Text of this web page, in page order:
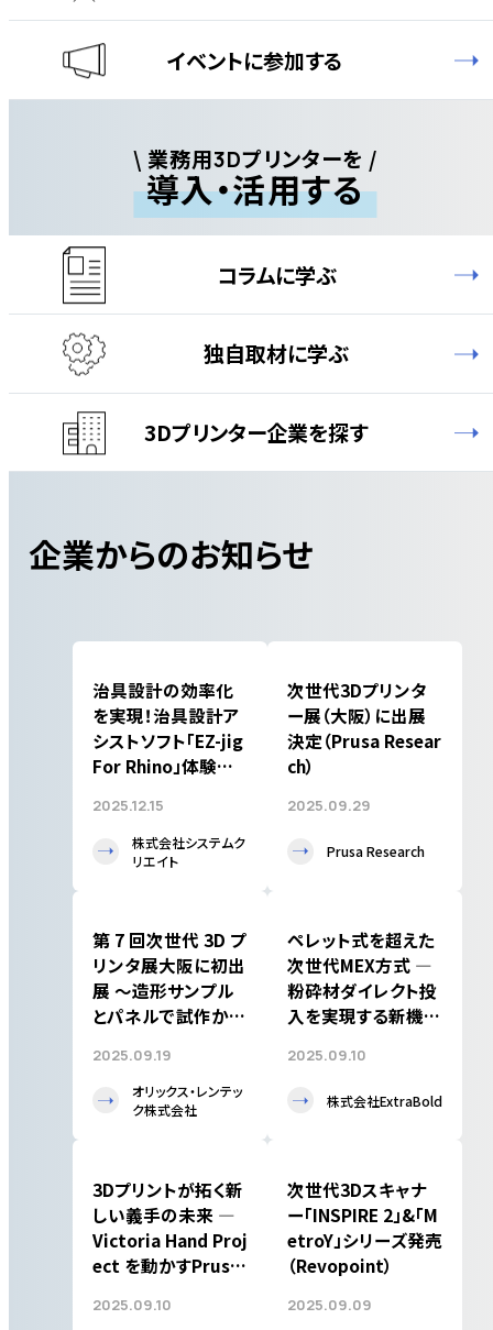
イベントに参加する
\ 業務用3Dプリンターを /
導入・活用する
コラムに学ぶ
独自取材に学ぶ
3Dプリンター企業を探す
企業からのお知らせ
治具設計の効率化
を実現！治具設計ア
シストソフト「EZ-jig
For Rhino」体験版
2025.12.15
株式会社システムク
リエイト
次世代3Dプリンタ
ー展（大阪）に出展
決定（Prusa Resear
ch）
2025.09.29
Prusa Research
第 7 回次世代 3D プ
リンタ展大阪に初出
展 ～造形サンプル
とパネルで試作から
を紹介～（オリック
ス・レンテック）
2025.09.19
オリックス・レンテッ
ク株式会社
ペレット式を超えた
次世代MEX方式 ―
粉砕材ダイレクト投
入を実現する新機能
テムを発表（ExtraB
old）
2025.09.10
株式会社ExtraBold
3Dプリントが拓く新
しい義手の未来 ―
Victoria Hand Proj
ect を動かすPrusa
ch）
2025.09.10
次世代3Dスキャナ
ー「INSPIRE 2」&「M
etroY」シリーズ発売
（Revopoint）
2025.09.09